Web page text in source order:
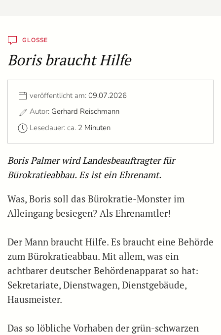
GLOSSE
Boris braucht Hilfe
veröffentlicht am: 09.07.2026
Autor: Gerhard Reischmann
Lesedauer: ca. 2 Minuten
Boris Palmer wird Landesbeauftragter für
Bürokratieabbau. Es ist ein Ehrenamt.
Was, Boris soll das Bürokratie-Monster im
Alleingang besiegen? Als Ehrenamtler!
Der Mann braucht Hilfe. Es braucht eine Behörde
zum Bürokratieabbau. Mit allem, was ein
achtbarer deutscher Behördenapparat so hat:
Sekretariate, Dienstwagen, Dienstgebäude,
Hausmeister.
Das so löbliche Vorhaben der grün-schwarzen